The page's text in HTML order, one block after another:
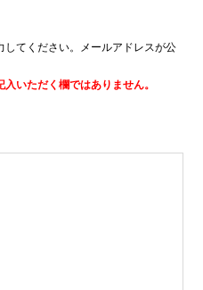
てください。メールアドレスが公
いただく欄ではありません。